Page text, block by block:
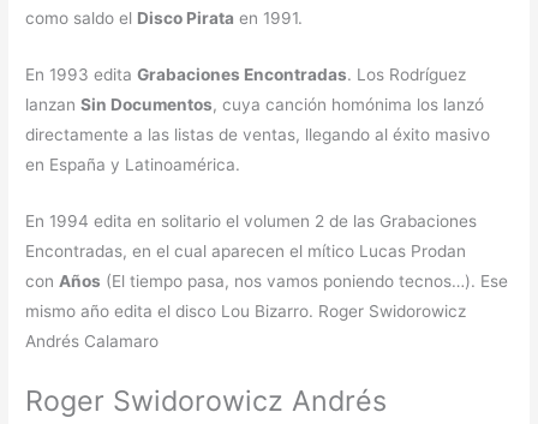
como saldo el Disco Pirata en 1991.
En 1993 editaGrabaciones Encontradas. Los Rodríguez
lanzanSin Documentos, cuya canción homónima los lanzó
directamente a las listas de ventas, llegando al éxito masivo
en España y Latinoamérica.
En 1994 edita en solitario el volumen 2 de las Grabaciones
Encontradas, en el cual aparecen el mítico Lucas Prodan
con Años (El tiempo pasa, nos vamos poniendo tecnos…). Ese
mismo año edita el disco Lou Bizarro. Roger Swidorowicz
Andrés Calamaro
Roger Swidorowicz Andrés